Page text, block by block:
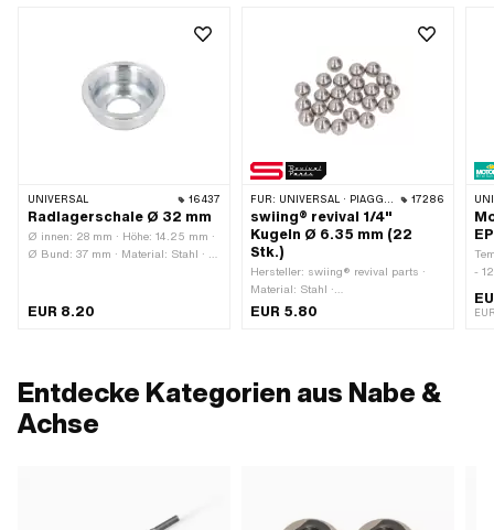
UNIVERSAL 16437
Radlagerschale Ø 32 mm
Ø innen: 28 mm · Höhe: 14.25 mm ·
Ø Bund: 37 mm · Material: Stahl · Ø
EUR 8.20
FÜR: UNIVERSAL · PIAGGIO · ZÜNDAPP BELMONDO 17286
swiing® revival 1/4"
Kugeln Ø 6.35 mm (22
Stk.)
Hersteller: swiing® revival parts ·
Material: Stahl ·
Anwendungsbereich: Standard ·
EUR 5.80
-
Entdecke Kategorien aus Nabe &
Achse